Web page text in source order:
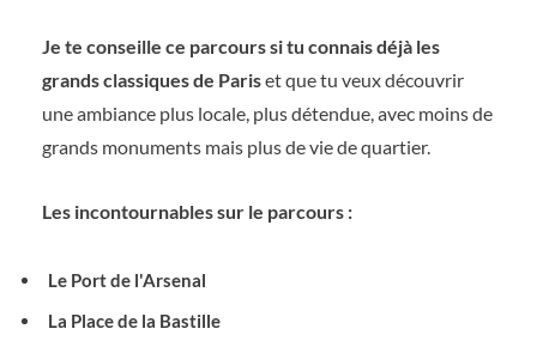
Je te conseille ce parcours si tu connais déjà les
grands classiques de Pariset que tu veux découvrir
une ambiance plus locale, plus détendue, avec moins de
grands monuments mais plus de vie de quartier.
Les incontournables sur le parcours :
Le Port de l'Arsenal
La Place de la Bastille